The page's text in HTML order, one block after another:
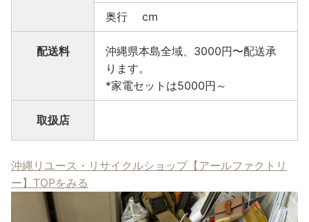
奥行 cm
配送料
沖縄県本島全域、3000円〜配送承
ります。
*家電セットは5000円～
取扱店
沖縄リユース・リサイクルショップ【アールファクトリ
ー】TOPをみる